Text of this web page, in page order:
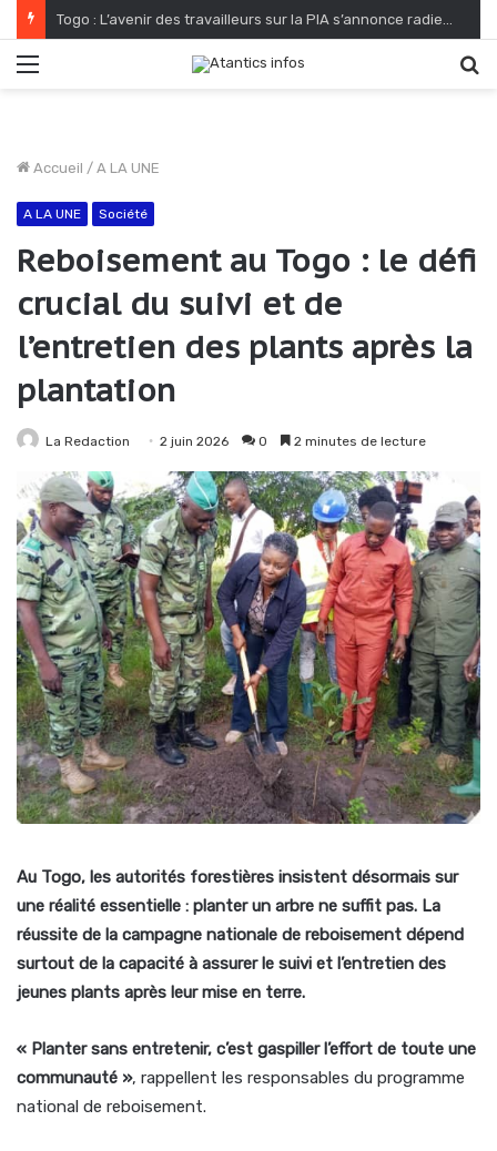
Togo : L’avenir des travailleurs sur la PIA s’annonce radieux
Accueil / A LA UNE
A LA UNE Société
Reboisement au Togo : le défi
crucial du suivi et de
l’entretien des plants après la
plantation
La Redaction 2 juin 2026 0 2 minutes de lecture
Au Togo, les autorités forestières insistent désormais sur
une réalité essentielle : planter un arbre ne suffit pas. La
réussite de la campagne nationale de reboisement dépend
surtout de la capacité à assurer le suivi et l’entretien des
jeunes plants après leur mise en terre.
« Planter sans entretenir, c’est gaspiller l’effort de toute une
communauté », rappellent les responsables du programme
national de reboisement.